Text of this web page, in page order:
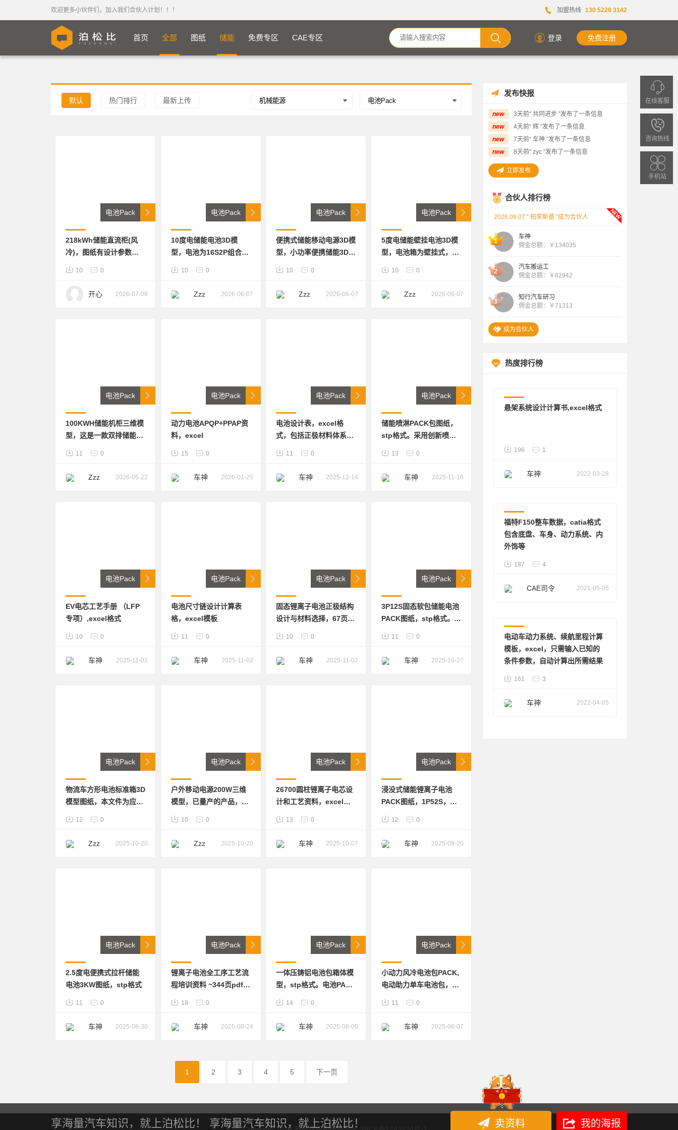
欢迎更多小伙伴们，加入我们合伙人计划！！！ 加盟热线 130 5220 3142
首页 全部 图纸 储能 免费专区 CAE专区 登录 免费注册
默认 热门排行 最新上传
电池Pack
218kWh储能直流柜(风
冷)，图纸有设计参数，
10 0
开心 2026-07-08
电池Pack
10度电储能电池3D模
型，电池为16S2P组合方
STP格式
10 0
Zzz 2026-06-07
电池Pack
便携式储能移动电源3D模
型，小功率便携储能3D
板，输入/输出小板，
10 0
Zzz 2026-06-07
电池Pack
5度电储能壁挂电池3D模
型，电池箱为壁挂式，
10 0
Zzz 2026-06-07
电池Pack
100KWH储能机柜三维模
型，这是一款双排储能机
有散热蜂窝铝板，stp格
11 0
Zzz 2026-05-22
电池Pack
动力电池APQP+PPAP资
料，excel
15 0
车神 2026-01-25
电池Pack
电池设计表，excel格
式，包括正极材料体系、
11 0
车神 2025-12-14
电池Pack
储能喷淋PACK包图纸，
stp格式。采用创新喷淋
部过热问题，精准控制冷
13 0
车神 2025-11-16
电池Pack
EV电芯工艺手册 （LFP
专项）,excel格式
10 0
车神 2025-11-02
电池Pack
电池尺寸链设计计算表
格，excel模板
11 0
车神 2025-11-02
电池Pack
固态锂离子电池正极结构
设计与材料选择，67页
10 0
车神 2025-11-02
电池Pack
3P12S固态软包储能电池
PACK图纸，stp格式。
11 0
车神 2025-10-27
电池Pack
物流车方形电池标准箱3D
模型图纸，本文件为应用
部设计详细的筋，和固定
12 0
Zzz 2025-10-20
电池Pack
户外移动电源200W三维
模型，已量产的产品，包
计参考学习
10 0
Zzz 2025-10-20
电池Pack
26700圆柱锂离子电芯设
计和工艺资料，excel计
13 0
车神 2025-10-07
电池Pack
浸没式储能锂离子电池
PACK图纸，1P52S，电
口，泄压阀等，箱体为型
12 0
车神 2025-09-20
电池Pack
2.5度电便携式拉杆储能
电池3KW图纸，stp格式
11 0
车神 2025-08-30
电池Pack
锂离子电池全工序工艺流
程培训资料 ~344页pdf，
18 0
车神 2025-08-24
电池Pack
一体压铸铝电池包箱体模
型，stp格式。电池PACK
14 0
车神 2025-08-09
电池Pack
小动力风冷电池包PACK,
电动助力单车电池包，
11 0
车神 2025-06-07
1 2 3 4 5 下一页
发布快报
new
3天前“ 共同进步 ”发布了一条信息
new
4天前“ 辉 ”发布了一条信息
new
7天前“ 车神 ”发布了一条信息
new
8天前“ zyc ”发布了一条信息
立即发布
合伙人排行榜
2026.08.07 “ 双门洞恶霸 ”成为合伙人
2026.08.09 “ 张康龙 ”成为合伙人
2026.08.08 “ 泰来. ”成为合伙人
2026.08.07 “ 柏荣斯基 ”成为合伙人
2026.08.07 “ 双门洞恶霸 ”成为合伙人
2026.08.09 “ 张康龙 ”成为合伙人
1
车神
佣金总额：￥134035
2
汽车搬运工
佣金总额：￥82942
3
知行汽车研习
佣金总额：￥71313
成为合伙人
热度排行榜
悬架系统设计计算书,excel格式
196 1
车神 2022-03-28
福特F150整车数据，catia格式
包含底盘、车身、动力系统、内
外饰等
187 4
CAE司令 2021-05-05
电动车动力系统、续航里程计算
模板，excel，只需输入已知的
条件参数，自动计算出所需结果
161 3
车神 2022-04-05
享海量汽车知识，就上泊松比！ 享海量汽车知识，就上泊松比！ 卖资料 我的海报
在线客服
迎
拨
咨询热线
手机站